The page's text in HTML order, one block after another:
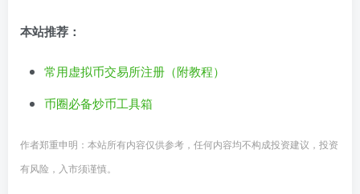
本站推荐：
常用虚拟币交易所注册（附教程）
币圈必备炒币工具箱
作者郑重申明：本站所有内容仅供参考，任何内容均不构成投资建议，投资
有风险，入市须谨慎。